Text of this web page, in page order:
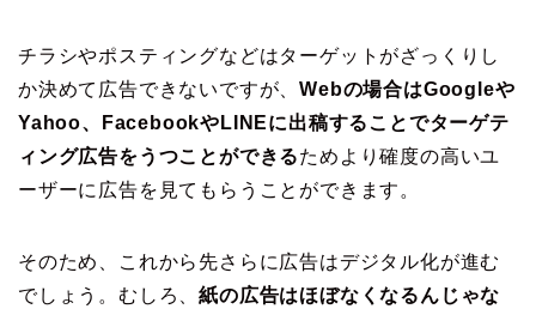
チラシやポスティングなどはターゲットがざっくりし
か決めて広告できないですが、Webの場合はGoogleや
Yahoo、FacebookやLINEに出稿することでターゲテ
ィング広告をうつことができるためより確度の高いユ
ーザーに広告を見てもらうことができます。
そのため、これから先さらに広告はデジタル化が進む
でしょう。むしろ、紙の広告はほぼなくなるんじゃな